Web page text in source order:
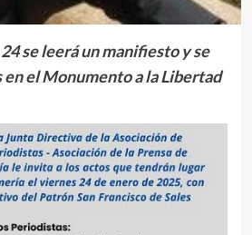
se leerá un manifiesto y se
el Monumento a la Libertad